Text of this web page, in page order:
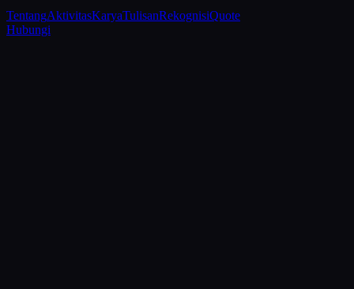
TentangAktivitasKaryaTulisanRekognisiQuote
Hubungi